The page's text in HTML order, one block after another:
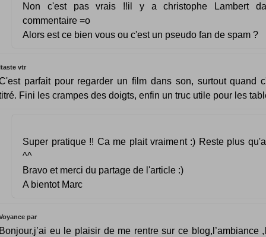
Non c'est pas vrais !!il y a christophe Lambert
commentaire =o
Alors est ce bien vous ou c'est un pseudo fan de spam ?
vtr
parfait pour regarder un film dans son, surtout quand
Fini les crampes des doigts, enfin un truc utile pour les
Super pratique !! Ca me plait vraiment :) Reste plus
^^
Bravo et merci du partage de l'article :)
A bientot Marc
par
eu le plaisir de me rentre sur ce blog,l’ambiance